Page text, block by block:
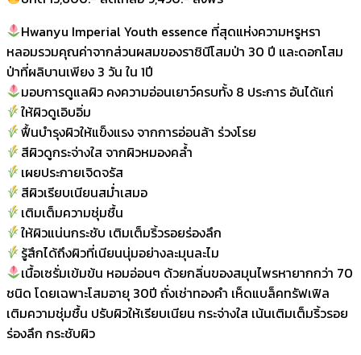
Hwanyu Imperial Youth essence ที่สุดแห่งความหรูหรา
หลอมรวมคุณค่าจากส่วนผสมของราชินีโสมป่า 30 ปี และดอกโสม
ป่าที่ผลิบานเพียง 3 วัน ใน 1ปี
มอบการดูแลผิว คงความอ่อนเยาว์ครบทั้ง 8 ประการ อันได้แก่
ให้ผิวดูเอิบอิ่ม
ฟื้นบำรุงผิวให้แข็งแรง จากการอ่อนล้า ร่วงโรย
สีผิวดูกระจ่างใส จากผิวหมองคล้ำ
เผยประกายเจิดจรัส
สีผิวเรียบเนียนสม่ำเสมอ
เติมเต็มความชุ่มชื้น
ให้ผิวแน่นกระชับ เติมเต็มริ้วรอยร่องลึก
รู้สึกได้ถึงผิวที่เนียนนุ่มอย่างละมุนละไม
เนื้อเซรั่มเข้มข้น หอมอ่อนๆ ด้วยกลิ่นของสมุนไพรหายากกว่า 70
ชนิด โดยเฉพาะโสมอายุ 30ปี ถั่งเช่าทองคำ เห็ดแบล็คทรัฟเฟิล
เติมความชุ่มชื้น ปรับผิวให้เรียบเนียน กระจ่างใส เน้นเติมเต็มริ้วรอย
ร่องลึก กระชับผิว